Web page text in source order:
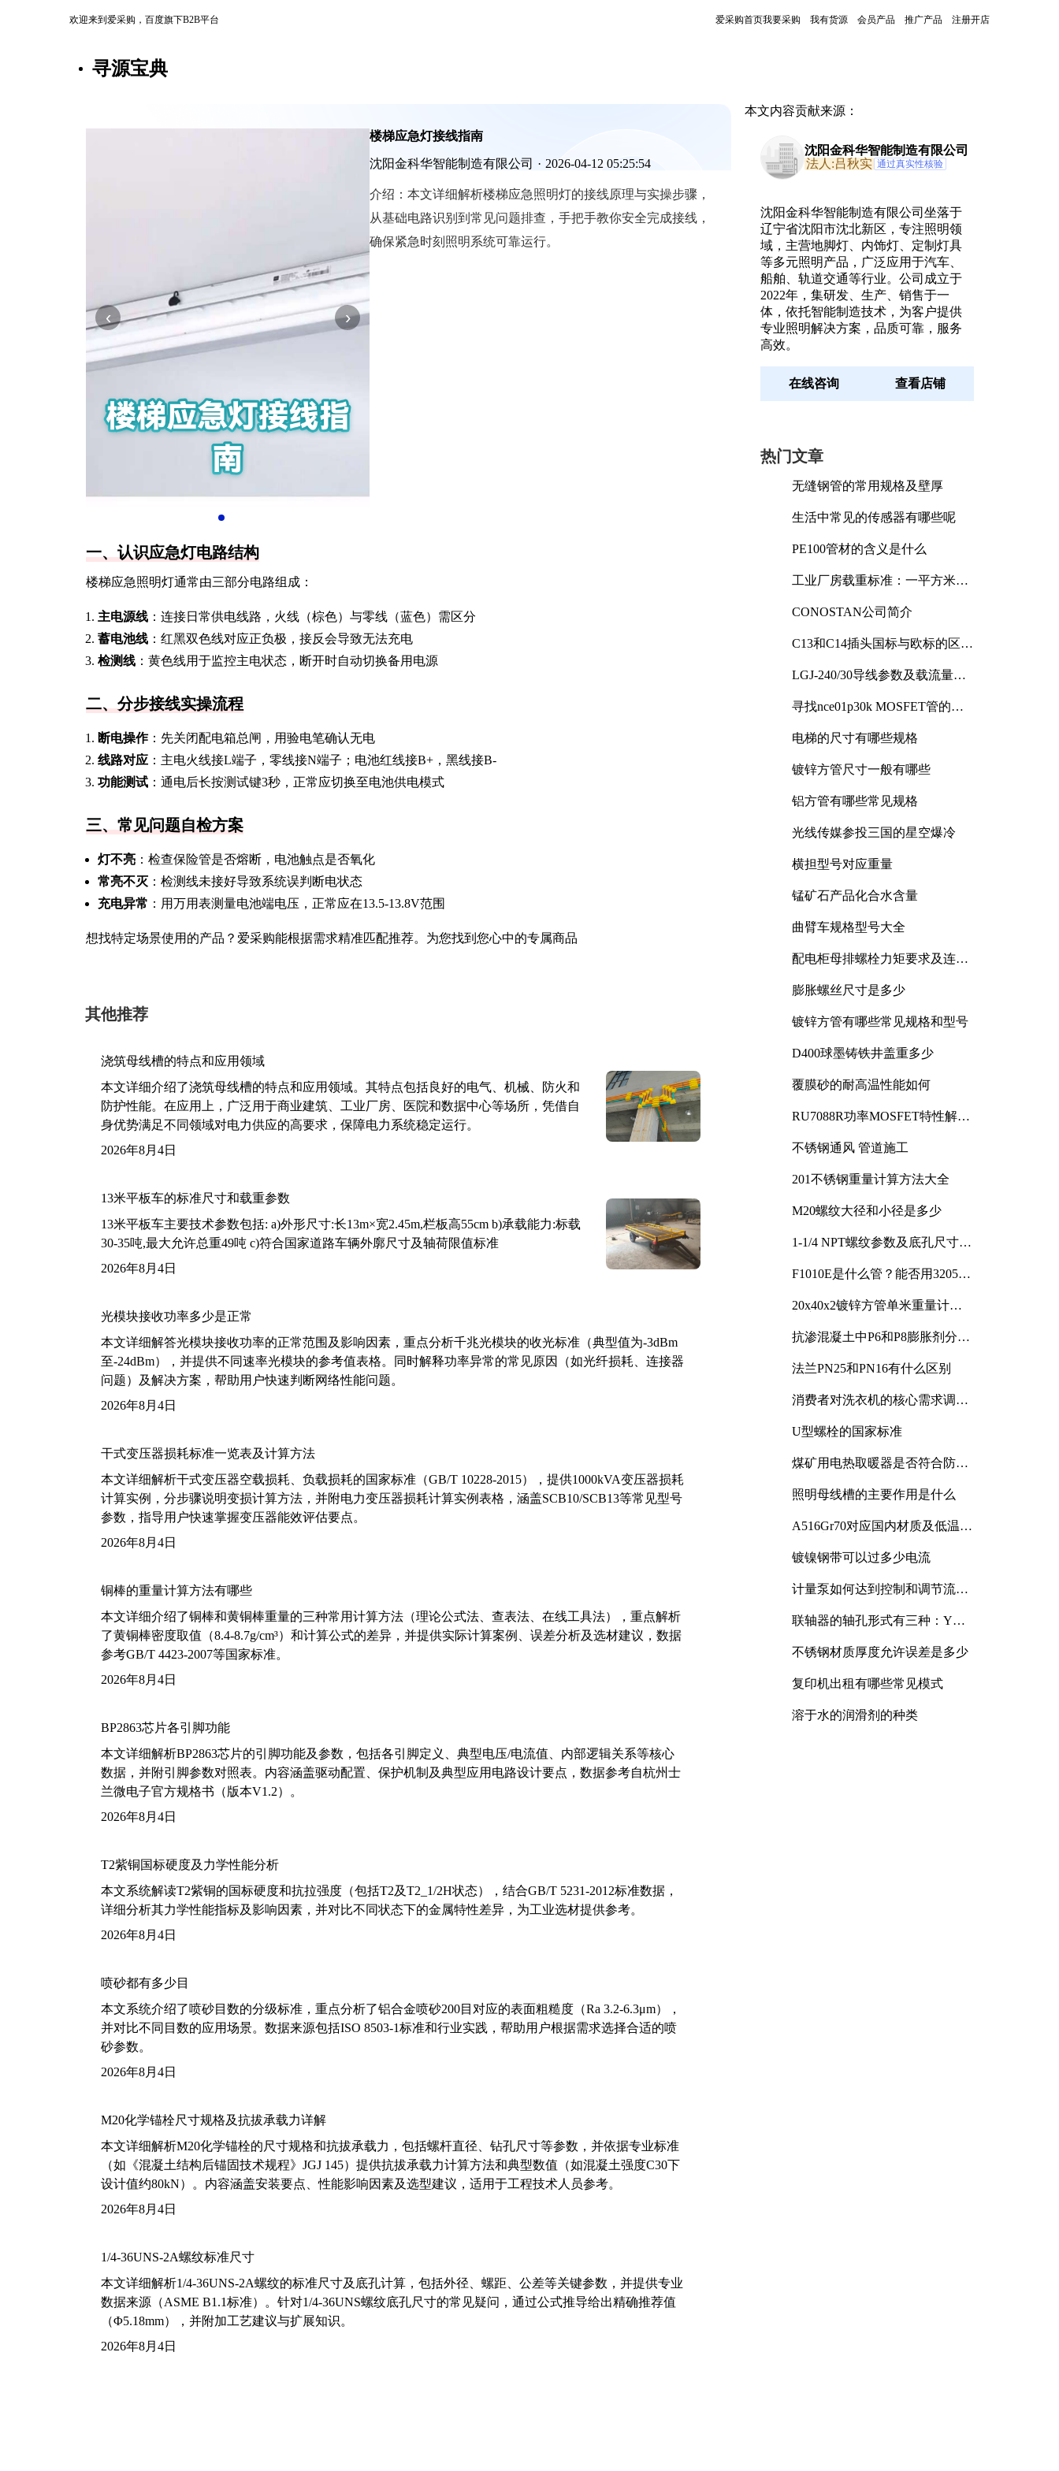
欢迎来到爱采购，百度旗下B2B平台 爱采购首页我要采购 我有货源 会员产品 推广产品 注册开店
寻源宝典
‹ ›
楼梯应急灯接线指南
沈阳金科华智能制造有限公司 · 2026-04-12 05:25:54
介绍： 本文详细解析楼梯应急照明灯的接线原理与实操步骤，
从基础电路识别到常见问题排查，手把手教你安全完成接线，
确保紧急时刻照明系统可靠运行。
一、认识应急灯电路结构
楼梯应急照明灯通常由三部分电路组成：
主电源线 ：连接日常供电线路，火线（棕色）与零线（蓝色）需区分
蓄电池线 ：红黑双色线对应正负极，接反会导致无法充电
检测线 ：黄色线用于监控主电状态，断开时自动切换备用电源
二、分步接线实操流程
断电操作：先关闭配电箱总闸，用验电笔确认无电
线路对应 ：主电火线接L端子，零线接N端子；电池红线接B+，黑线接B-
功能测试 ：通电后长按测试键3秒，正常应切换至电池供电模式
三、常见问题自检方案
灯不亮 ：检查保险管是否熔断，电池触点是否氧化
常亮不灭 ：检测线未接好导致系统误判断电状态
充电异常 ：用万用表测量电池端电压，正常应在13.5-13.8V范围
想找特定场景使用的产品？爱采购能根据需求精准匹配推荐。为您找到您心中的专属商品
其他推荐
浇筑母线槽的特点和应用领域
本文详细介绍了浇筑母线槽的特点和应用领域。其特点包括良好的电气、机械、防火和
防护性能。在应用上，广泛用于商业建筑、工业厂房、医院和数据中心等场所，凭借自
身优势满足不同领域对电力供应的高要求，保障电力系统稳定运行。
2026年8月4日
13米平板车的标准尺寸和载重参数
13米平板车主要技术参数包括: a)外形尺寸:长13m×宽2.45m,栏板高55cm b)承载能力:标载
30-35吨,最大允许总重49吨 c)符合国家道路车辆外廓尺寸及轴荷限值标准
2026年8月4日
光模块接收功率多少是正常
本文详细解答光模块接收功率的正常范围及影响因素，重点分析千兆光模块的收光标准（典型值为-3dBm
至-24dBm），并提供不同速率光模块的参考值表格。同时解释功率异常的常见原因（如光纤损耗、连接器
问题）及解决方案，帮助用户快速判断网络性能问题。
2026年8月4日
干式变压器损耗标准一览表及计算方法
本文详细解析干式变压器空载损耗、负载损耗的国家标准（GB/T 10228-2015），提供1000kVA变压器损耗
计算实例，分步骤说明变损计算方法，并附电力变压器损耗计算实例表格，涵盖SCB10/SCB13等常见型号
参数，指导用户快速掌握变压器能效评估要点。
2026年8月4日
铜棒的重量计算方法有哪些
本文详细介绍了铜棒和黄铜棒重量的三种常用计算方法（理论公式法、查表法、在线工具法），重点解析
了黄铜棒密度取值（8.4-8.7g/cm³）和计算公式的差异，并提供实际计算案例、误差分析及选材建议，数据
参考GB/T 4423-2007等国家标准。
2026年8月4日
BP2863芯片各引脚功能
本文详细解析BP2863芯片的引脚功能及参数，包括各引脚定义、典型电压/电流值、内部逻辑关系等核心
数据，并附引脚参数对照表。内容涵盖驱动配置、保护机制及典型应用电路设计要点，数据参考自杭州士
兰微电子官方规格书（版本V1.2）。
2026年8月4日
T2紫铜国标硬度及力学性能分析
本文系统解读T2紫铜的国标硬度和抗拉强度（包括T2及T2_1/2H状态），结合GB/T 5231-2012标准数据，
详细分析其力学性能指标及影响因素，并对比不同状态下的金属特性差异，为工业选材提供参考。
2026年8月4日
喷砂都有多少目
本文系统介绍了喷砂目数的分级标准，重点分析了铝合金喷砂200目对应的表面粗糙度（Ra 3.2-6.3μm），
并对比不同目数的应用场景。数据来源包括ISO 8503-1标准和行业实践，帮助用户根据需求选择合适的喷
砂参数。
2026年8月4日
M20化学锚栓尺寸规格及抗拔承载力详解
本文详细解析M20化学锚栓的尺寸规格和抗拔承载力，包括螺杆直径、钻孔尺寸等参数，并依据专业标准
（如《混凝土结构后锚固技术规程》JGJ 145）提供抗拔承载力计算方法和典型数值（如混凝土强度C30下
设计值约80kN）。内容涵盖安装要点、性能影响因素及选型建议，适用于工程技术人员参考。
2026年8月4日
1/4-36UNS-2A螺纹标准尺寸
本文详细解析1/4-36UNS-2A螺纹的标准尺寸及底孔计算，包括外径、螺距、公差等关键参数，并提供专业
数据来源（ASME B1.1标准）。针对1/4-36UNS螺纹底孔尺寸的常见疑问，通过公式推导给出精确推荐值
（Φ5.18mm），并附加工艺建议与扩展知识。
2026年8月4日
本文内容贡献来源：
沈阳金科华智能制造有限公司
法人:吕秋实 通过真实性核验
沈阳金科华智能制造有限公司坐落于
辽宁省沈阳市沈北新区，专注照明领
域，主营地脚灯、内饰灯、定制灯具
等多元照明产品，广泛应用于汽车、
船舶、轨道交通等行业。公司成立于
2022年，集研发、生产、销售于一
体，依托智能制造技术，为客户提供
专业照明解决方案，品质可靠，服务
高效。
在线咨询 查看店铺
热门文章
无缝钢管的常用规格及壁厚
生活中常见的传感器有哪些呢
PE100管材的含义是什么
工业厂房载重标准：一平方米能
CONOSTAN公司简介
C13和C14插头国标与欧标的区别
LGJ-240/30导线参数及载流量解
寻找nce01p30k MOSFET管的合
电梯的尺寸有哪些规格
镀锌方管尺寸一般有哪些
铝方管有哪些常见规格
光线传媒参投三国的星空爆冷
横担型号对应重量
锰矿石产品化合水含量
曲臂车规格型号大全
配电柜母排螺栓力矩要求及连接
膨胀螺丝尺寸是多少
镀锌方管有哪些常见规格和型号
D400球墨铸铁井盖重多少
覆膜砂的耐高温性能如何
RU7088R功率MOSFET特性解析
不锈钢通风 管道施工
201不锈钢重量计算方法大全
M20螺纹大径和小径是多少
1-1/4 NPT螺纹参数及底孔尺寸详
F1010E是什么管？能否用3205或
20x40x2镀锌方管单米重量计算
抗渗混凝土中P6和P8膨胀剂分别
法兰PN25和PN16有什么区别
消费者对洗衣机的核心需求调研
U型螺栓的国家标准
煤矿用电热取暖器是否符合防爆
照明母线槽的主要作用是什么
A516Gr70对应国内材质及低温冲
镀镍钢带可以过多少电流
计量泵如何达到控制和调节流量
联轴器的轴孔形式有三种：Y
不锈钢材质厚度允许误差是多少
复印机出租有哪些常见模式
溶于水的润滑剂的种类